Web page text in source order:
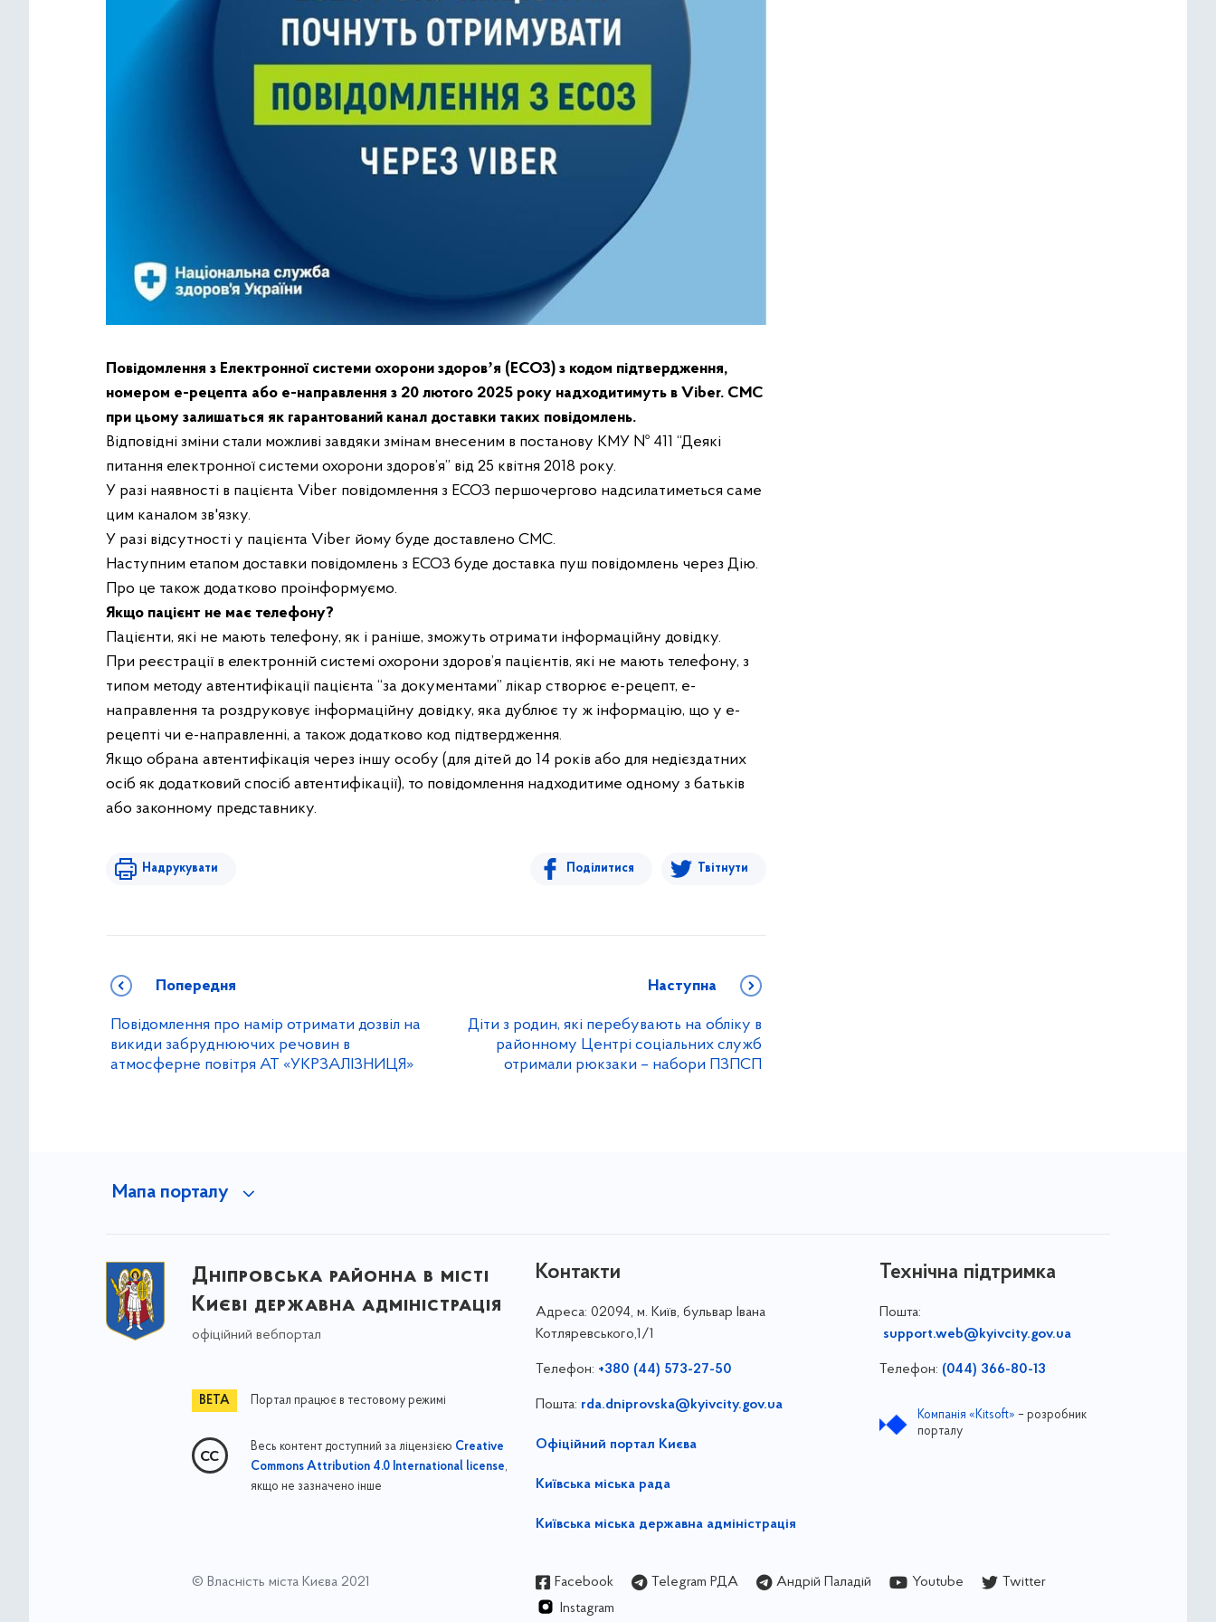
Повідомлення з Електронної системи охорони здоровʼя (ЕСОЗ) з кодом підтвердження,
номером е-рецепта або е-направлення з 20 лютого 2025 року надходитимуть в Viber. СМС
при цьому залишаться як гарантований канал доставки таких повідомлень.
Відповідні зміни стали можливі завдяки змінам внесеним в постанову КМУ № 411 “Деякі
питання електронної системи охорони здоров’я” від 25 квітня 2018 року.
У разі наявності в пацієнта Viber повідомлення з ЕСОЗ першочергово надсилатиметься саме
цим каналом зв'язку.
У разі відсутності у пацієнта Viber йому буде доставлено СМС.
Наступним етапом доставки повідомлень з ЕСОЗ буде доставка пуш повідомлень через Дію.
Про це також додатково проінформуємо.
Якщо пацієнт не має телефону?
Пацієнти, які не мають телефону, як і раніше, зможуть отримати інформаційну довідку.
При реєстрації в електронній системі охорони здоров’я пацієнтів, які не мають телефону, з
типом методу автентифікації пацієнта “за документами” лікар створює е-рецепт, е-
направлення та роздруковує інформаційну довідку, яка дублює ту ж інформацію, що у е-
рецепті чи е-направленні, а також додатково код підтвердження.
Якщо обрана автентифікація через іншу особу (для дітей до 14 років або для недієздатних
осіб як додатковий спосіб автентифікації), то повідомлення надходитиме одному з батьків
або законному представнику.
Надрукувати Поділитися Твітнути
Попередня
Повідомлення про намір отримати дозвіл на
викиди забруднюючих речовин в
атмосферне повітря АТ «УКРЗАЛІЗНИЦЯ»
Наступна
Діти з родин, які перебувають на обліку в
районному Центрі соціальних служб
отримали рюкзаки – набори ПЗПСП
Мапа порталу
Дніпровська районна в місті
Києві державна адміністрація
офіційний вебпортал
Портал працює в тестовому режимі
Весь контент доступний за ліцензією Creative
Commons Attribution 4.0 International license,
якщо не зазначено інше
Контакти
Адреса: 02094, м. Київ, бульвар Івана
Котляревського,1/1
Телефон: +380 (44) 573-27-50
Пошта: rda.dniprovska@kyivcity.gov.ua
Офіційний портал Києва
Київська міська рада
Київська міська державна адміністрація
Технічна підтримка
Пошта:
support.web@kyivcity.gov.ua
Телефон: (044) 366-80-13
Компанія «Kitsoft» – розробник
порталу
© Власність міста Києва 2021 Facebook Telegram РДА Андрій Паладій Youtube
Twitter
Instagram